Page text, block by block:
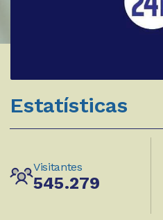
Estatísticas
Visitantes
545.279